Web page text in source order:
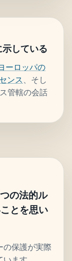
している
ーロッパの
ンス、そし
管轄の会話
の法的ル
とを思い
の保護が実際